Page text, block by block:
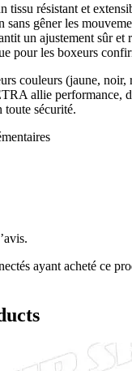
tissu résistant et
sans gêner les
un ajustement sûr et
pour les boxeurs
couleurs (jaune, noir,
allie performance,
toute sécurité.
ayant acheté ce